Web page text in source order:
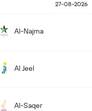
27-08-2026
Al-Najma
Al Jeel
Al-Saqer